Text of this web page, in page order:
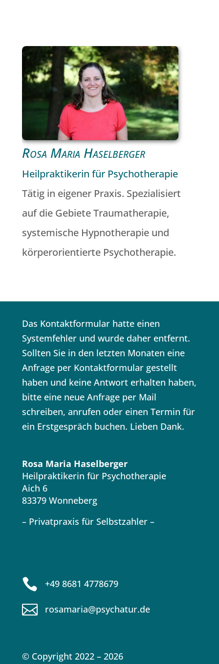
Rosa Maria Haselberger
Heilpraktikerin für Psychotherapie
Tätig in eigener Praxis. Spezialisiert
auf die Gebiete Traumatherapie,
systemische Hypnotherapie und
körperorientierte Psychotherapie.
Das Kontaktformular hatte einen
Systemfehler und wurde daher entfernt.
Sollten Sie in den letzten Monaten eine
Anfrage per Kontaktformular gestellt
haben und keine Antwort erhalten haben,
bitte eine neue Anfrage per Mail
schreiben, anrufen oder einen Termin für
ein Erstgespräch buchen. Lieben Dank.
Rosa Maria Haselberger
Heilpraktikerin für Psychotherapie
Aich 6
83379 Wonneberg
– Privatpraxis für Selbstzahler –
 +49 8681 4778679
 rosamaria@psychatur.de
© Copyright 2022 – 2026